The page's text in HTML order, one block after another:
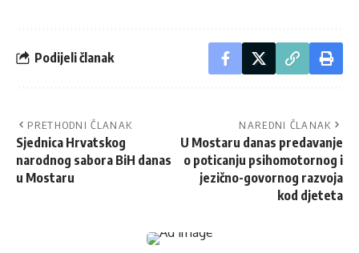
Podijeli članak
PRETHODNI ČLANAK
Sjednica Hrvatskog
narodnog sabora BiH danas
u Mostaru
NAREDNI ČLANAK
U Mostaru danas predavanje
o poticanju psihomotornog i
jezično-govornog razvoja
kod djeteta